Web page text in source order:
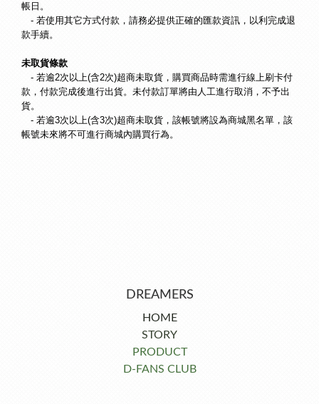
帳日。
- 若使用其它方式付款，請務必提供正確的匯款資訊，以利完成退
款手續。
未取貨條款
- 若逾2次以上(含2次)超商未取貨，購買商品時需進行線上刷卡付
款，付款完成後進行出貨。未付款訂單將由人工進行取消，不予出
貨。
- 若逾3次以上(含3次)超商未取貨，該帳號將設為商城黑名單，該
帳號未來將不可進行商城內購買行為。
DREAMERS
HOME
STORY
PRODUCT
D-FANS CLUB